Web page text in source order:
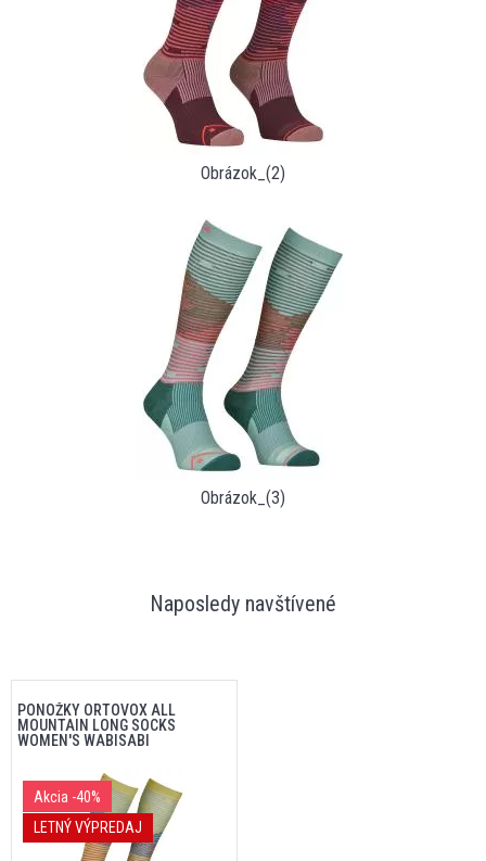
Obrázok_(2)
Obrázok_(3)
Naposledy navštívené
PONOŽKY ORTOVOX ALL
MOUNTAIN LONG SOCKS
WOMEN'S WABISABI
Akcia -40%
LETNÝ VÝPREDAJ